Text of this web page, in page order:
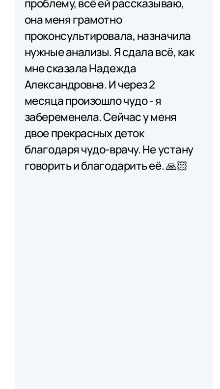
она меня грамотно
проконсультировала, назначила
нужные анализы. Я сдала всё, как
мне сказала Надежда
Александровна. И через 2
месяца произошло чудо - я
забеременела. Сейчас у меня
двое прекрасных деток
благодаря чудо-врачу. Не устану
говорить и благодарить её. 🙏🏻